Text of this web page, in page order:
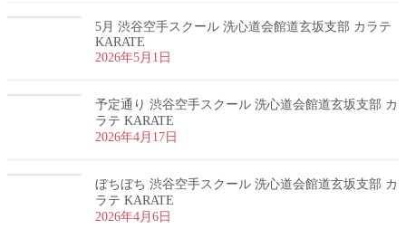
5月 渋谷空手スクール 洗心道会館道玄坂支部 カラテ
KARATE
2026年5月1日
予定通り 渋谷空手スクール 洗心道会館道玄坂支部 カ
ラテ KARATE
2026年4月17日
ぼちぼち 渋谷空手スクール 洗心道会館道玄坂支部 カ
ラテ KARATE
2026年4月6日